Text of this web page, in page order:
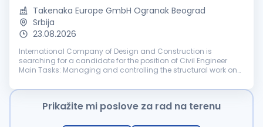
Takenaka Europe GmbH Ogranak Beograd
Srbija
23.08.2026
International Company of Design and Construction is
searching for a candidate for the position of Civil Engineer
Main Tasks: Managing and controlling the structural work on
standards Managing and...
Prikažite mi poslove za rad na terenu